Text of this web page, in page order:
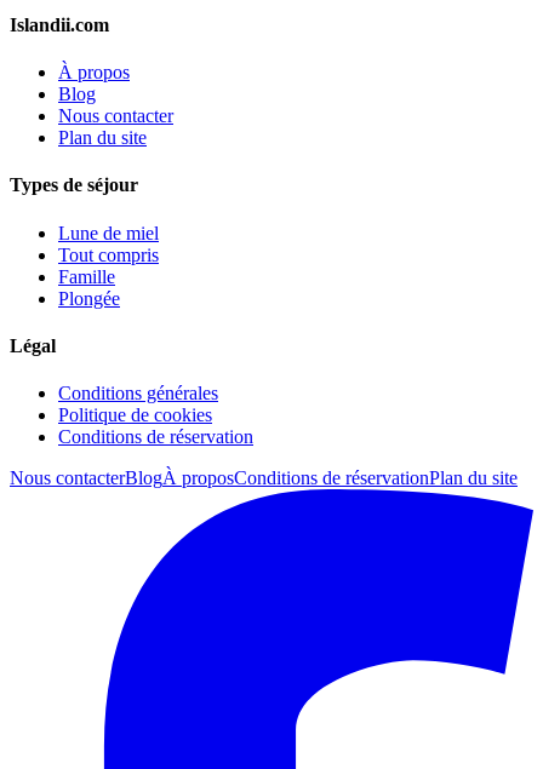
Islandii.com
À propos
Blog
Nous contacter
Plan du site
Types de séjour
Lune de miel
Tout compris
Famille
Plongée
Légal
Conditions générales
Politique de cookies
Conditions de réservation
Nous contacterBlogÀ proposConditions de réservationPlan du site